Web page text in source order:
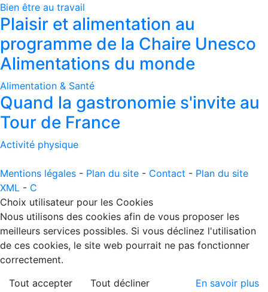
Bien être au travail
Plaisir et alimentation au
programme de la Chaire Unesco
Alimentations du monde
Alimentation & Santé
Quand la gastronomie s'invite au
Tour de France
Activité physique
Mentions légales - Plan du site - Contact - Plan du site
XML - C
Choix utilisateur pour les Cookies
Nous utilisons des cookies afin de vous proposer les
meilleurs services possibles. Si vous déclinez l'utilisation
de ces cookies, le site web pourrait ne pas fonctionner
correctement.
Tout accepter
Tout décliner En savoir plus